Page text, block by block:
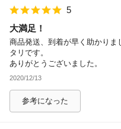
5
大満足！
商品発送、到着が早く助かりま
タリです。
ありがとうございました。
2020/12/13
参考になった